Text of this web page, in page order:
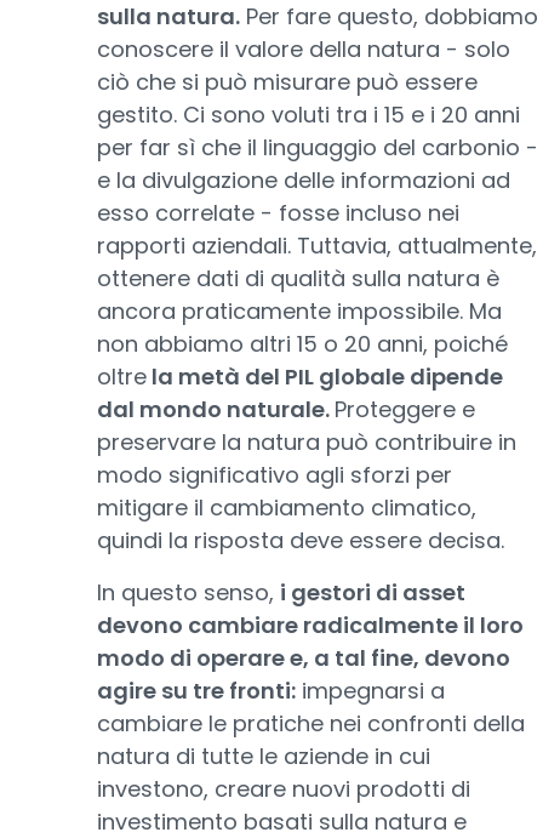
sulla natura. Per fare questo, dobbiamo
conoscere il valore della natura - solo
ciò che si può misurare può essere
gestito. Ci sono voluti tra i 15 e i 20 anni
per far sì che il linguaggio del carbonio -
e la divulgazione delle informazioni ad
esso correlate - fosse incluso nei
rapporti aziendali. Tuttavia, attualmente,
ottenere dati di qualità sulla natura è
ancora praticamente impossibile. Ma
non abbiamo altri 15 o 20 anni, poiché
oltre la metà del PIL globale dipende
dal mondo naturale. Proteggere e
preservare la natura può contribuire in
modo significativo agli sforzi per
mitigare il cambiamento climatico,
quindi la risposta deve essere decisa.
In questo senso, i gestori di asset
devono cambiare radicalmente il loro
modo di operare e, a tal fine, devono
agire su tre fronti: impegnarsi a
cambiare le pratiche nei confronti della
natura di tutte le aziende in cui
investono, creare nuovi prodotti di
investimento basati sulla natura e